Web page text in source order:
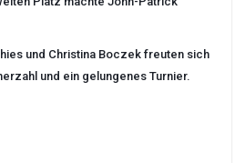
und Christina Boczek freuten sich
und ein gelungenes Turnier.